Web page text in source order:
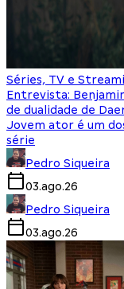
Séries, TV e
Entrevista:
de dualidade de
Jovem ator é um
série
Pedro Siqueira
03.ago.26
Pedro Siqueira
03.ago.26